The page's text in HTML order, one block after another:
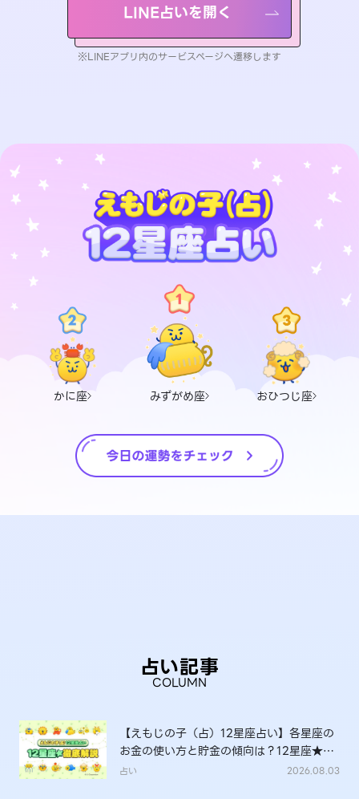
LINE占いを開く
※LINEアプリ内のサービスページへ遷移します
かに座 みずがめ座 おひつじ座
占い記事
COLUMN
【えもじの子（占）12星座占い】各星座の
お金の使い方と貯金の傾向は？12星座★徹
底解説
占い 2026.08.03